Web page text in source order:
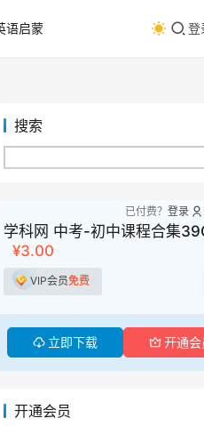
语启蒙 登
搜索
学科网 中考-初中课程合集
¥3.00
VIP会员免费
立即下载 开通会
已付费？ 登录
开通会员